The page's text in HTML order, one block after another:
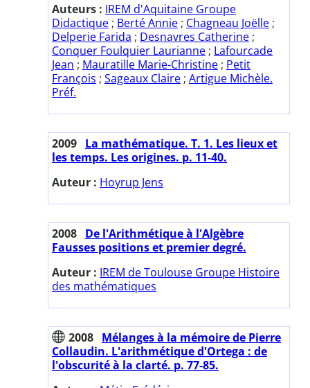
Auteurs : IREM d'Aquitaine Groupe
Didactique ; Berté Annie ; Chagneau Joëlle ;
Delperie Farida ; Desnavres Catherine ;
Conquer Foulquier Laurianne ; Lafourcade
Jean ; Mauratille Marie-Christine ; Petit
François ; Sageaux Claire ; Artigue Michèle.
Préf.
2009 La mathématique. T. 1. Les lieux et
les temps. Les origines. p. 11-40.
Auteur : Hoyrup Jens
2008 De l'Arithmétique à l'Algèbre
Fausses positions et premier degré.
Auteur : IREM de Toulouse Groupe Histoire
des mathématiques
2008 Mélanges à la mémoire de Pierre
Collaudin. L'arithmétique d'Ortega : de
l'obscurité à la clarté. p. 77-85.